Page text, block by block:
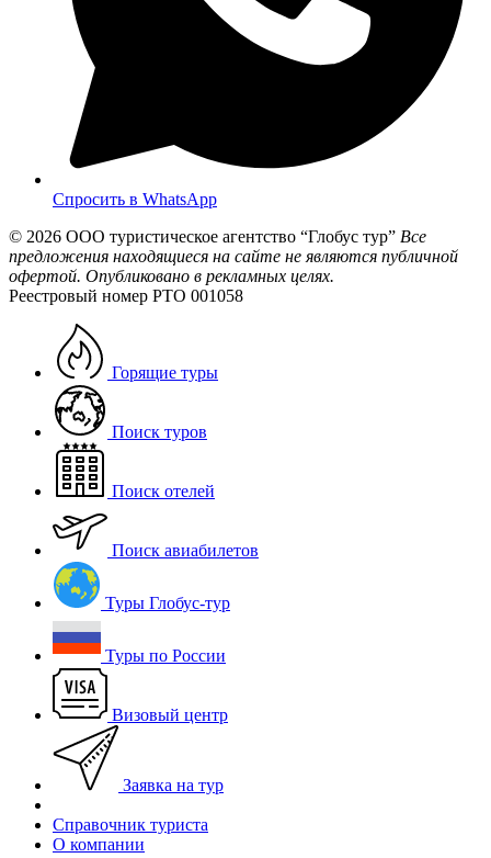
Спросить в WhatsApp
© 2026 ООО туристическое агентство “Глобус тур” Все
предложения находящиеся на сайте не являются публичной
офертой. Опубликовано в рекламных целях.
Реестровый номер РТО 001058
Горящие туры
Поиск туров
Поиск отелей
Поиск авиабилетов
Туры Глобус-тур
Туры по России
Визовый центр
Заявка на тур
Справочник туриста
О компании